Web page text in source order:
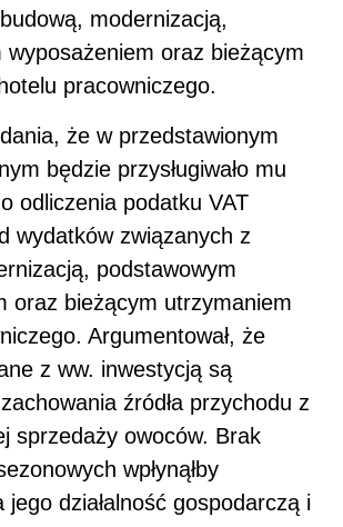
modernizacją,
wyposażeniem oraz bieżącym
pracowniczego.
że w przedstawionym
będzie przysługiwało mu
odliczenia podatku VAT
wydatków związanych z
podstawowym
oraz bieżącym utrzymaniem
Argumentował, że
z ww. inwestycją są
źródła przychodu z
sprzedaży owoców. Brak
wpłynąłby
jego działalność gospodarczą i